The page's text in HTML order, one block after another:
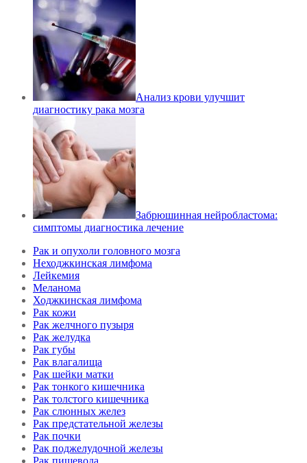
Анализ крови улучшит
диагностику рака мозга
Забрюшинная нейробластома:
симптомы диагностика лечение
Рак и опухоли головного мозга
Неходжкинская лимфома
Лейкемия
Меланома
Ходжкинская лимфома
Рак кожи
Рак желчного пузыря
Рак желудка
Рак губы
Рак влагалища
Рак шейки матки
Рак тонкого кишечника
Рак толстого кишечника
Рак слюнных желез
Рак предстательной железы
Рак почки
Рак поджелудочной железы